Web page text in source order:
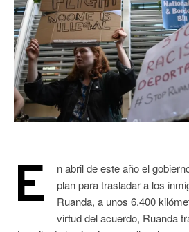
E
n abril de este año el
plan para trasladar a los
Ruanda, a unos 6.400
virtud del acuerdo, Ruanda